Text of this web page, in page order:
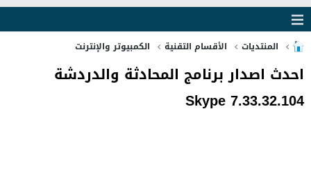
المنتديات الأقسام التقنية الكمبيوتر والإنترنت
احدث اصدار برنامج المحادثة والدردشة
Skype 7.33.32.104